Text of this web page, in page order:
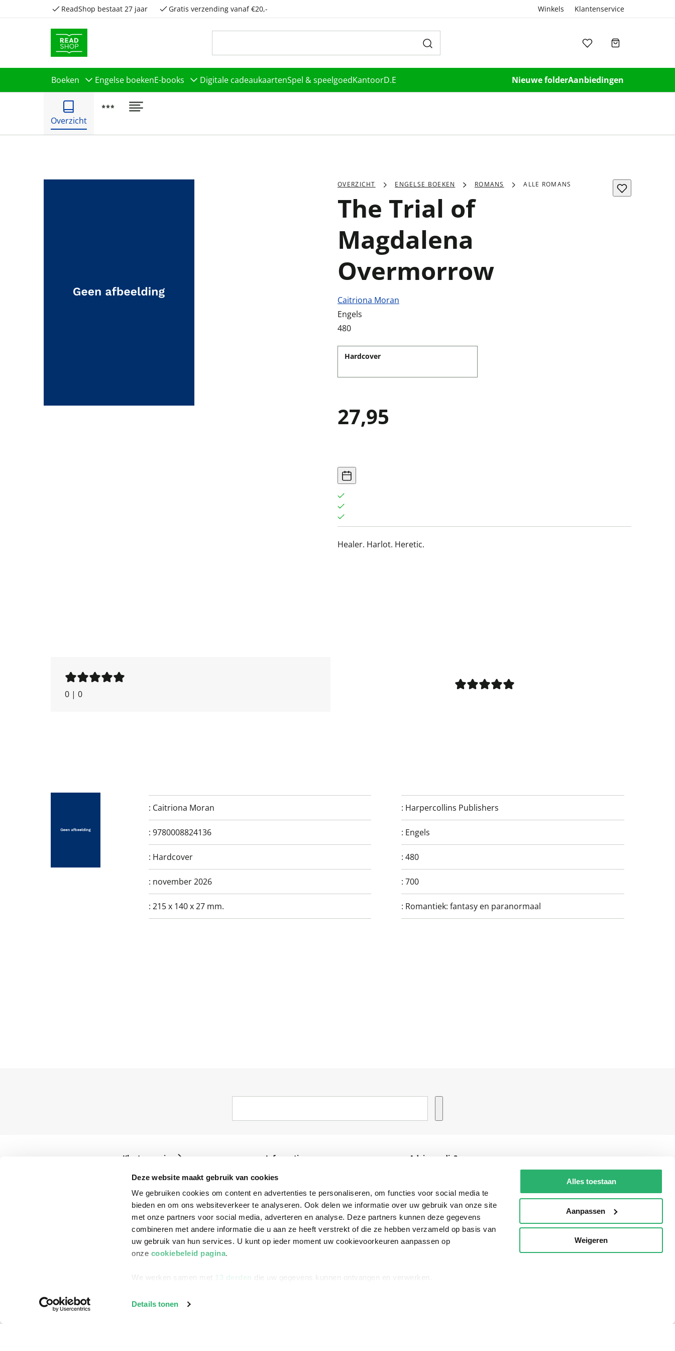
Deze website maakt gebruik van cookies
We gebruiken cookies om content en advertenties te personaliseren, om functies voor social media te
bieden en om ons websiteverkeer te analyseren. Ook delen we informatie over uw gebruik van onze site
met onze partners voor social media, adverteren en analyse. Deze partners kunnen deze gegevens
combineren met andere informatie die u aan ze heeft verstrekt of die ze hebben verzameld op basis van
uw gebruik van hun services. U kunt op ieder moment uw cookievoorkeuren aanpassen op
onze cookiebeleid pagina.
We werken samen met 13 derden die uw gegevens kunnen ontvangen en verwerken.
Details tonen
Alles toestaan
Aanpassen
Weigeren
ReadShop bestaat 27 jaar Gratis verzending vanaf €20,- Winkels Klantenservice
Boeken Engelse boekenE-books Digitale cadeaukaartenSpel & speelgoedKantoorD.E Nieuwe folderAanbiedingen
Overzicht
OVERZICHT ENGELSE BOEKEN ROMANS ALLE ROMANS
The Trial of
Magdalena
Overmorrow
Caitriona Moran
Engels
480
Hardcover
27,95
Healer. Harlot. Heretic.
0 | 0
: Caitriona Moran : Harpercollins Publishers
: 9780008824136 : Engels
: Hardcover :480
: november 2026 :700
: 215 x 140 x 27 mm. : Romantiek: fantasy en paranormaal
Klantenservice
Bestellen
Bezorging
Betalen
Retourneren
Veelgestelde vragen
Informatie
Over ons
Vacatures
Winkels en openingstijden
Cadeaukaart
Ondernemer worden
Advies nodig?
Instagram
helpdesk@readshop.nl
088 - 133 84 32